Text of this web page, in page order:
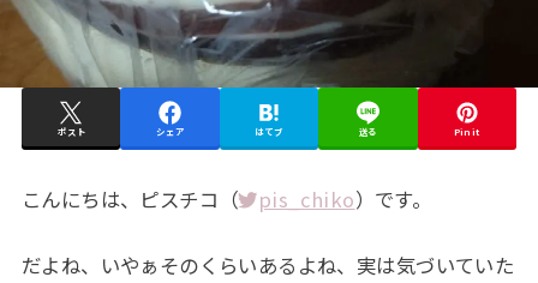
ポスト シェア はてブ 送る Pin it
こんにちは、ピスチコ（ pis_chiko）です。
だよね、いやぁそのくらいあるよね、実は気づいていた